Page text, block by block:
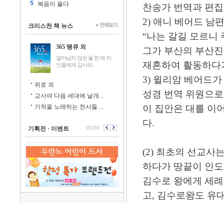
복음이 울다
크리스천 책 뉴스
365 땡큐 외
얼마남지 않은 올 한 해 지
인들에게 감사의..
위로 외
교사여 다음 세대에 날개...
기적을 노래하는 천사들 ...
기획전 · 이벤트 01/01
찬송가 번역과 편
2) 애니 베어드 남
“나는 갈길 모르니
그가 부산의 부산
재혼하여 활동하
3) 윌리암 베어드
성경 번역 위원으
이 집안은 대를 이
다.
(2) 최초의 선교사
하다가 땅끝이 인
김수로 왕에게 세
고, 김수로왕도 유